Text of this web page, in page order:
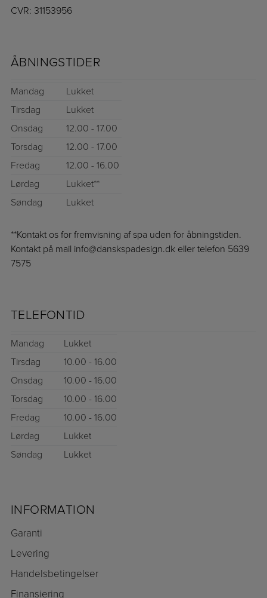
CVR: 31153956
ÅBNINGSTIDER
Mandag
Lukket
Tirsdag
Lukket
Onsdag
12.00 - 17.00
Torsdag
12.00 - 17.00
Fredag
12.00 - 16.00
Lørdag
Lukket**
Søndag
Lukket
**Kontakt os for fremvisning af spa uden for åbningstiden.
Kontakt på mail info@danskspadesign.dk eller telefon 5639
7575
TELEFONTID
Mandag
Lukket
Tirsdag
10.00 - 16.00
Onsdag
10.00 - 16.00
Torsdag
10.00 - 16.00
Fredag
10.00 - 16.00
Lørdag
Lukket
Søndag
Lukket
INFORMATION
Garanti
Levering
Handelsbetingelser
Finansiering